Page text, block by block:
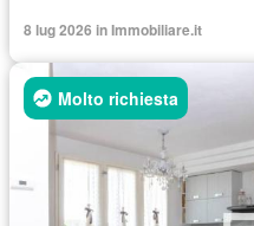
8 lug 2026 in Immobiliare.it
Molto richiesta